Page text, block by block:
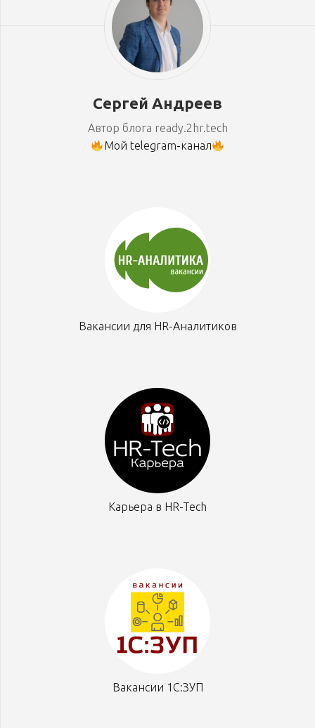
Сергей Андреев
Автор блога ready.2hr.tech
Мой telegram-канал
Вакансии для HR-Аналитиков
Карьера в HR-Tech
Вакансии 1С:ЗУП